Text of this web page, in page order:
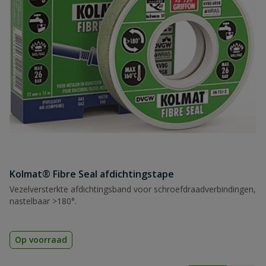
Toepassing(en) water
Type voedingskabel HO7 RNF
Vermogen (W) 800
Spanning 230 V
Zelfaanzuigend
Kolmat® Fibre Seal afdichtingstape
Vezelversterkte afdichtingsband voor schroefdraadverbindingen,
nastelbaar >180°.
Op voorraad